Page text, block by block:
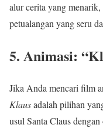
alur cerita yang menarik,
petualangan yang seru
5. Animasi:
Jika Anda mencari film
Klausadalah pilihan
usul Santa Claus